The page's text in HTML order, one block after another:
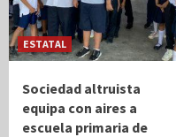
ESTATAL
Sociedad altruista
equipa con aires a
escuela primaria de